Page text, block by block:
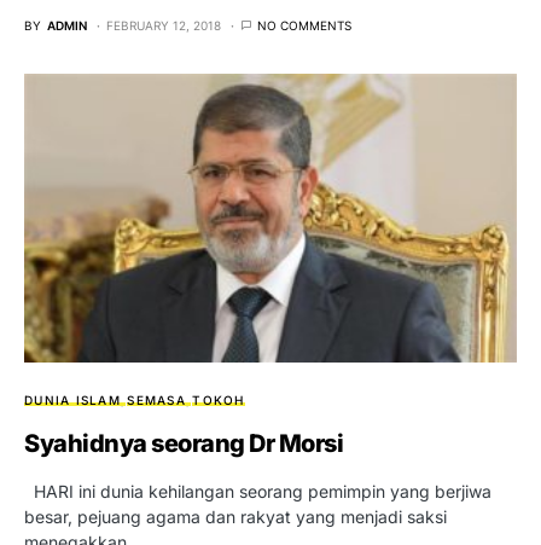
BY ADMIN FEBRUARY 12, 2018 NO COMMENTS
DUNIA ISLAM SEMASA TOKOH
Syahidnya seorang Dr Morsi
HARI ini dunia kehilangan seorang pemimpin yang berjiwa
besar, pejuang agama dan rakyat yang menjadi saksi